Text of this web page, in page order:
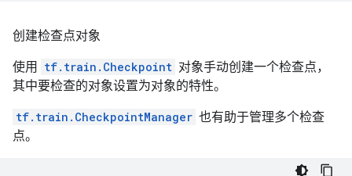
创建检查点对象
使用 tf.train.Checkpoint 对象手动创建一个检查点，
其中要检查的对象设置为对象的特性。
tf.train.CheckpointManager 也有助于管理多个检查
点。